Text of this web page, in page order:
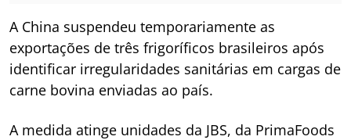
A China suspendeu temporariamente as
exportações de três frigoríficos brasileiros após
identificar irregularidades sanitárias em cargas de
carne bovina enviadas ao país.
A medida atinge unidades da JBS, da PrimaFoods